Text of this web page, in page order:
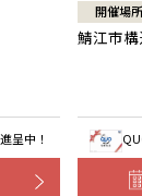
進呈中！
開催場所
鯖江市